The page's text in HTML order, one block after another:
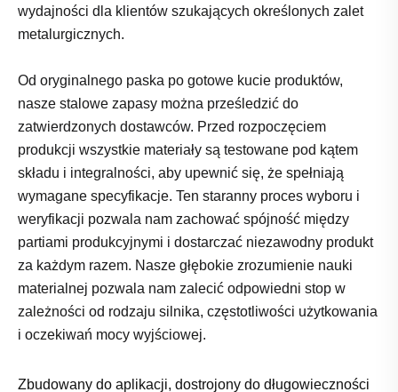
wydajności dla klientów szukających określonych zalet
metalurgicznych.
Od oryginalnego paska po gotowe kucie produktów,
nasze stalowe zapasy można prześledzić do
zatwierdzonych dostawców. Przed rozpoczęciem
produkcji wszystkie materiały są testowane pod kątem
składu i integralności, aby upewnić się, że spełniają
wymagane specyfikacje. Ten staranny proces wyboru i
weryfikacji pozwala nam zachować spójność między
partiami produkcyjnymi i dostarczać niezawodny produkt
za każdym razem. Nasze głębokie zrozumienie nauki
materialnej pozwala nam zalecić odpowiedni stop w
zależności od rodzaju silnika, częstotliwości użytkowania
i oczekiwań mocy wyjściowej.
Zbudowany do aplikacji, dostrojony do długowieczności